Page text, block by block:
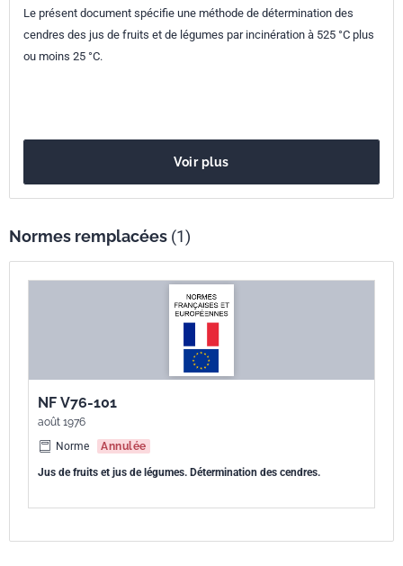
Numéro de tirage 1 - décembre 1994
Parenté
Le présent document spécifie une méthode de détermination des
cendres des jus de fruits et de légumes par incinération à 525 °C plus
ou moins 25 °C.
Voir plus
Normes remplacées (1)
NF V76-101
août 1976
Norme
Annulée
Jus de fruits et jus de légumes. Détermination des cendres.